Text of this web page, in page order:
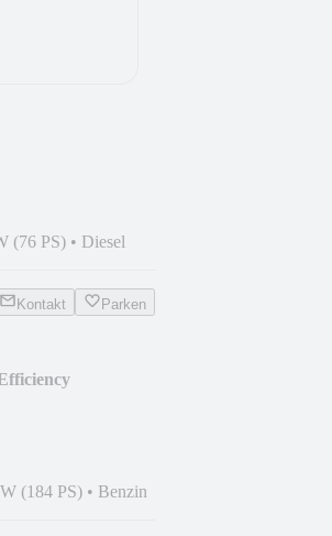
(76 PS) • Diesel
Kontakt Parken
(184 PS) • Benzin